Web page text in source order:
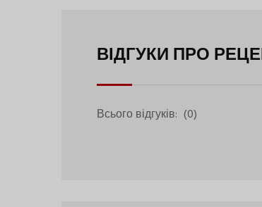
ВІДГУКИ ПРО
Всього відгуків: (0)